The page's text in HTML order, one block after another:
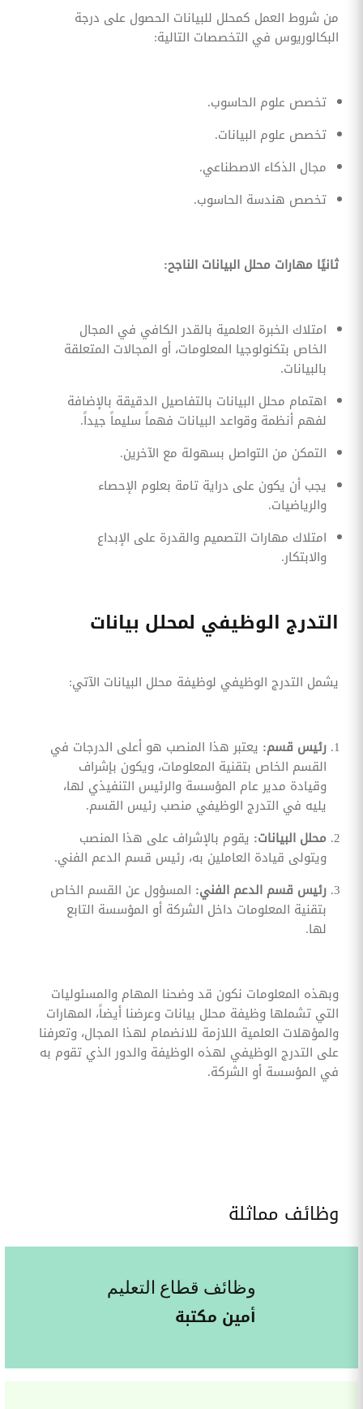
من شروط العمل كمحلل للبيانات الحصول على درجة
البكالوريوس في التخصصات التالية:
تخصص علوم الحاسوب.
تخصص علوم البيانات.
مجال الذكاء الاصطناعي.
تخصص هندسة الحاسوب.
ثانيًا مهارات محلل البيانات الناجح:
امتلاك الخبرة العلمية بالقدر الكافي في المجال
الخاص بتكنولوجيا المعلومات، أو المجالات المتعلقة
بالبيانات.
اهتمام محلل البيانات بالتفاصيل الدقيقة بالإضافة
لفهم أنظمة وقواعد البيانات فهماً سليماً جيداً.
التمكن من التواصل بسهولة مع الآخرين.
يجب أن يكون على دراية تامة بعلوم الإحصاء
والرياضيات.
امتلاك مهارات التصميم والقدرة على الإبداع
والابتكار.
التدرج الوظيفي لمحلل بيانات
يشمل التدرج الوظيفي لوظيفة محلل البيانات الآتي:
رئيس قسم: يعتبر هذا المنصب هو أعلى الدرجات في
القسم الخاص بتقنية المعلومات، ويكون بإشراف
وقيادة مدير عام المؤسسة والرئيس التنفيذي لها،
يليه في التدرج الوظيفي منصب رئيس القسم.
محلل البيانات: يقوم بالإشراف على هذا المنصب
ويتولى قيادة العاملين به، رئيس قسم الدعم الفني.
رئيس قسم الدعم الفني: المسؤول عن القسم الخاص
بتقنية المعلومات داخل الشركة أو المؤسسة التابع
لها.
وبهذه المعلومات نكون قد وضحنا المهام والمسئوليات
التي تشملها وظيفة محلل بيانات وعرضنا أيضاً، المهارات
والمؤهلات العلمية اللازمة للانضمام لهذا المجال، وتعرفنا
على التدرج الوظيفي لهذه الوظيفة والدور الذي تقوم به
في المؤسسة أو الشركة.
وظائف مماثلة
وظائف قطاع التعليم
أمين مكتبة